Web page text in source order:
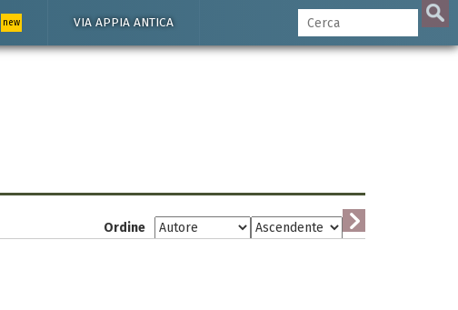
new VIA APPIA ANTICA
Ordine